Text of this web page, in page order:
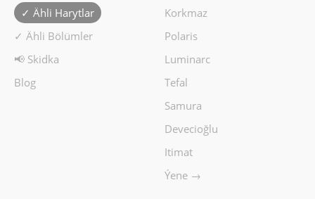
✓ Ähli Harytlar
✓ Ähli Bölümler
📢 Skidka
Blog
Korkmaz
Polaris
Luminarc
Tefal
Samura
Devecioğlu
Itimat
Ýene →